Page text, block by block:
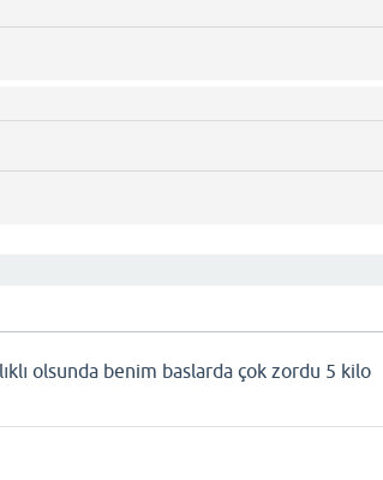
olsunda benim baslarda çok zordu 5 kilo